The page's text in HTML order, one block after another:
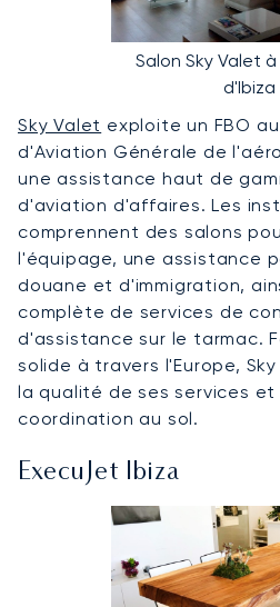
Salon Sky Valet
d'Ibiza
Sky Valet exploite un FBO
d'Aviation Générale de
une assistance haut de
d'aviation d'affaires. Les
comprennent des salons
l'équipage, une assistance
douane et d'immigration,
complète de services de
d'assistance sur le tarmac.
solide à travers l'Europe,
la qualité de ses services
coordination au sol.
ExecuJet Ibiza